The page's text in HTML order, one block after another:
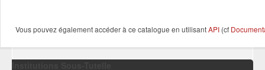
Vous pouvez également accéder à ce catalogue en utilisantAPI (cf